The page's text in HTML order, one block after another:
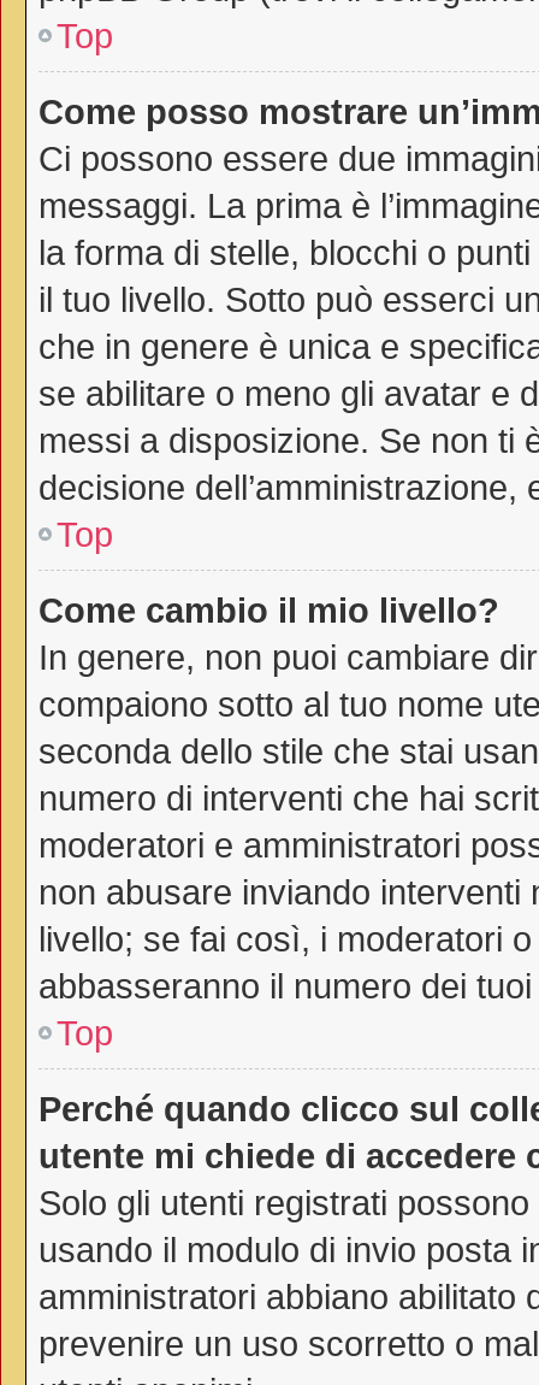
Top
Come posso mostrare
Ci possono essere due
messaggi. La prima è
la forma di stelle, blocchi o
il tuo livello. Sotto può esserci
che in genere è unica e
se abilitare o meno gli avatar e
messi a disposizione. Se non ti
decisione
Top
Come cambio il mio livello?
In genere, non puoi cambiare
compaiono sotto al tuo nome
seconda dello stile che stai
numero di interventi che hai
moderatori e amministratori
non abusare inviando
livello; se fai così, i moderatori
abbasseranno il numero dei
Top
Perché quando clicco sul
utente mi chiede di accedere
Solo gli utenti registrati
usando il modulo di invio posta
amministratori abbiano abilitato
prevenire un uso scorretto o